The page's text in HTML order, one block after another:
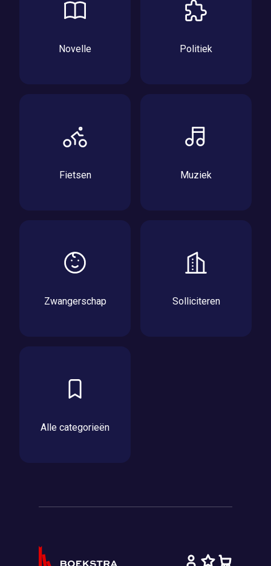
Novelle Politiek
Fietsen Muziek
Zwangerschap Solliciteren
Alle categorieën